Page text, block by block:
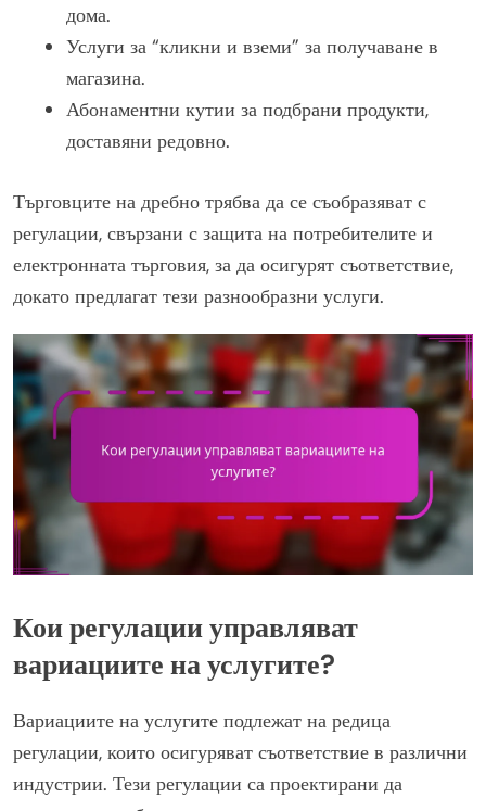
дома.
Услуги за “кликни и вземи” за получаване в
магазина.
Абонаментни кутии за подбрани продукти,
доставяни редовно.
Търговците на дребно трябва да се съобразяват с
регулации, свързани с защита на потребителите и
електронната търговия, за да осигурят съответствие,
докато предлагат тези разнообразни услуги.
Кои регулации управляват
вариациите на услугите?
Вариациите на услугите подлежат на редица
регулации, които осигуряват съответствие в различни
индустрии. Тези регулации са проектирани да